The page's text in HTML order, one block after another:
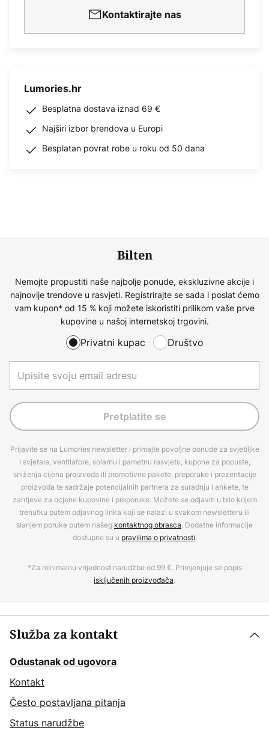
Kontaktirajte nas
Lumories.hr
Besplatna dostava iznad 69 €
Najširi izbor brendova u Europi
Besplatan povrat robe u roku od 50 dana
Bilten
Nemojte propustiti naše najbolje ponude, ekskluzivne akcije i
najnovije trendove u rasvjeti. Registrirajte se sada i poslat ćemo
vam kupon* od 15 % koji možete iskoristiti prilikom vaše prve
kupovine u našoj internetskoj trgovini.
Privatni kupac Društvo
Pretplatite se
Prijavite se na Lumories newsletter i primajte povoljne ponude za svjetiljke
i svjetala, ventilatore, solarnu i pametnu rasvjetu, kupone za popuste,
sniženja cijena proizvoda ili promotivne pakete, preporuke i prezentacije
proizvoda te sadržaje potencijalnih partnera za suradnju i ankete, te
zahtjeve za ocjene kupovine i preporuke. Možete se odjaviti u bilo kojem
trenutku putem odjavnog linka koji se nalazi u svakom newsletteru ili
slanjem poruke putem našeg kontaktnog obrasca. Dodatne informacije
dostupne su u pravilima o privatnosti.
*Za minimalnu vrijednost narudžbe od 99 €. Primjenjuje se popis
isključenih proizvođača.
Služba za kontakt
Odustanak od ugovora
Kontakt
Često postavljana pitanja
Status narudžbe